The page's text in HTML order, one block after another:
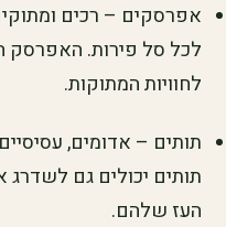
אפרסקים – רכים
לכל סל פירות. האפרסק
לחוויות המתוקות.
תותים – אדומים,
תותים יכולים גם
העז שלהם.